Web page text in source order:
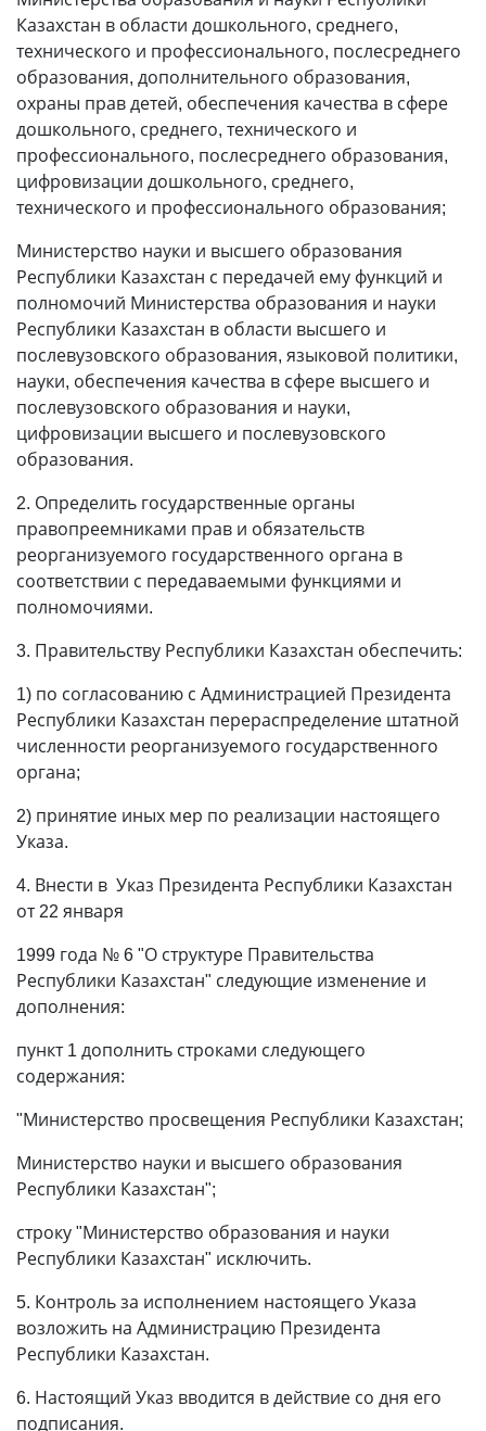
Казахстан в области дошкольного, среднего,
технического и профессионального, послесреднего
образования, дополнительного образования,
охраны прав детей, обеспечения качества в сфере
дошкольного, среднего, технического и
профессионального, послесреднего образования,
цифровизации дошкольного, среднего,
технического и профессионального образования;
Министерство науки и высшего образования
Республики Казахстан с передачей ему функций и
полномочий Министерства образования и науки
Республики Казахстан в области высшего и
послевузовского образования, языковой политики,
науки, обеспечения качества в сфере высшего и
послевузовского образования и науки,
цифровизации высшего и послевузовского
образования.
2. Определить государственные органы
правопреемниками прав и обязательств
реорганизуемого государственного органа в
соответствии с передаваемыми функциями и
полномочиями.
3. Правительству Республики Казахстан обеспечить:
1) по согласованию с Администрацией Президента
Республики Казахстан перераспределение штатной
численности реорганизуемого государственного
органа;
2) принятие иных мер по реализации настоящего
Указа.
4. Внести в Указ Президента Республики Казахстан
от 22 января
1999 года № 6 "О структуре Правительства
Республики Казахстан" следующие изменение и
дополнения:
пункт 1 дополнить строками следующего
содержания:
"Министерство просвещения Республики Казахстан;
Министерство науки и высшего образования
Республики Казахстан";
строку "Министерство образования и науки
Республики Казахстан" исключить.
5. Контроль за исполнением настоящего Указа
возложить на Администрацию Президента
Республики Казахстан.
6. Настоящий Указ вводится в действие со дня его
подписания.